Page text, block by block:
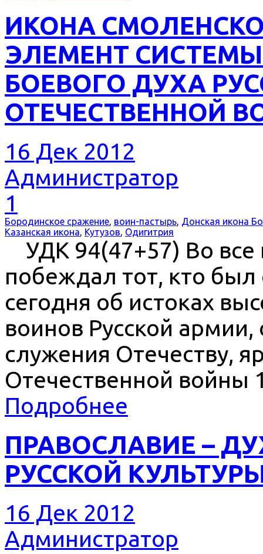
ИКОНА
ЭЛЕМЕНТ
БОЕВОГО ДУХА
ОТЕЧЕСТВЕННОЙ
16 Дек 2012
Администратор
1
Бородинское сражение, воин-пастырь, Донская икона
Казанская икона, Кутузов, Одигитрия
УДК 94(47+57) Во все
побеждал тот, кто
сегодня об истоках
воинов Русской
служения Отечеству,
Отечественной войны
Подробнее
ПРАВОСЛАВИЕ –
РУССКОЙ
16 Дек 2012
Администратор